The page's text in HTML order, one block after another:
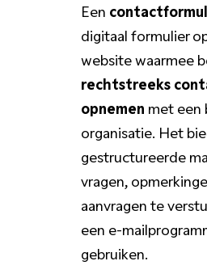
Een
digitaal formulier
website waarmee
rechtstreeks
opnemen met een
organisatie. Het
gestructureerde
vragen,
aanvragen te
een e-
gebruiken.